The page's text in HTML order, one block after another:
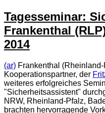
Tagesseminar:
Frankenthal
2014
(ar) Frankenthal
Kooperationspartner, der
weiteres erfolgreiches
"Sicherheitsassistent"
NRW, Rheinland-Pfalz,
brachten hervorragende